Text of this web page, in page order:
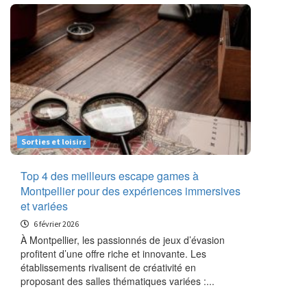
Sorties et loisirs
Top 4 des meilleurs escape games à
Montpellier pour des expériences immersives
et variées
6 février 2026
À Montpellier, les passionnés de jeux d’évasion
profitent d’une offre riche et innovante. Les
établissements rivalisent de créativité en
proposant des salles thématiques variées :...